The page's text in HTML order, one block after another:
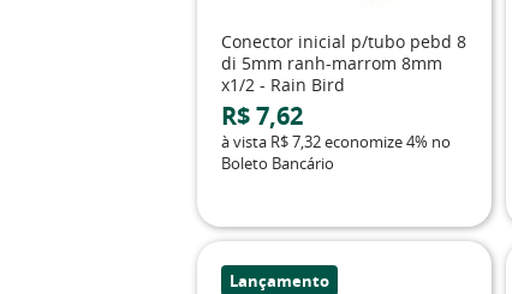
Conector inicial p/tubo pebd 8
di 5mm ranh-marrom 8mm
x1/2 - Rain Bird
R$ 7,62
à vista R$ 7,32economize4% no
Boleto Bancário
Lançamento